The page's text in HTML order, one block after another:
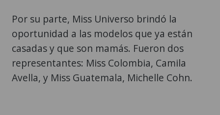
Por su parte, Miss Universo brindó la
oportunidad a las modelos que ya están
casadas y que son mamás. Fueron dos
representantes: Miss Colombia, Camila
Avella, y Miss Guatemala, Michelle Cohn.